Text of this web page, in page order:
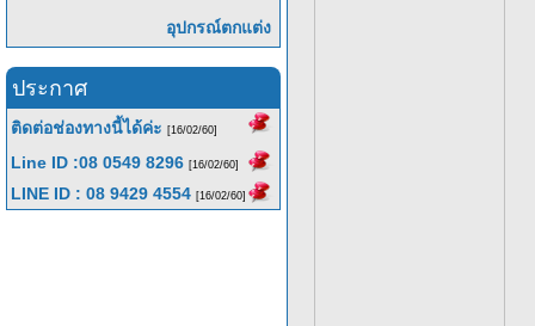
อุปกรณ์ตกแต่ง
ประกาศ
ติดต่อช่องทางนี้ได้ค่ะ [16/02/60]
Line ID :08 0549 8296 [16/02/60]
LINE ID : 08 9429 4554 [16/02/60]